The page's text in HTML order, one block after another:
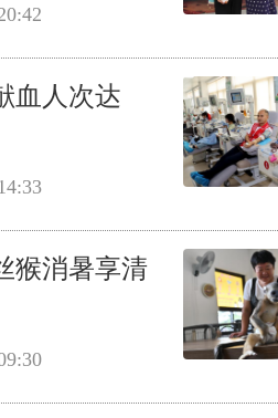
血人次达
猴消暑享清